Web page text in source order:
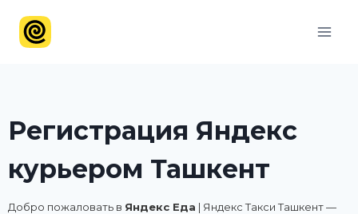
Регистрация Яндекс
курьером Ташкент
Добро пожаловать в Яндекс Еда | Яндекс Такси Ташкент —